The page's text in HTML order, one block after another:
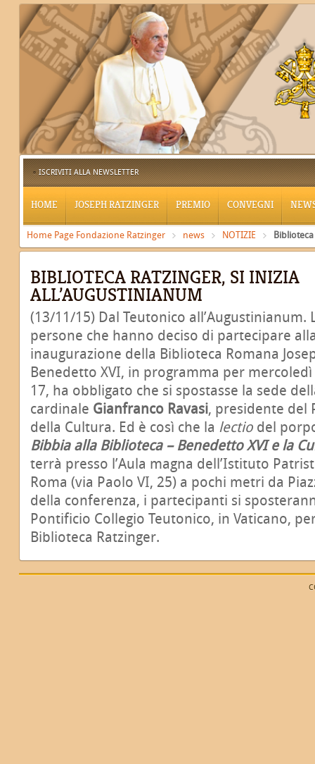
ISCRIVITI ALLA NEWSLETTER
HOME JOSEPH RATZINGER PREMIO CONVEGNI
Home Page Fondazione Ratzinger news NOTIZIE
BIBLIOTECA RATZINGER, SI INIZIA
ALL’AUGUSTINIANUM
(13/11/15) Dal Teutonico all’Augustinianum.
persone che hanno deciso di partecipare
inaugurazione della Biblioteca Romana
Benedetto XVI, in programma per
17, ha obbligato che si spostasse la sede
cardinale Gianfranco Ravasi, presidente del
della Cultura. Ed è così che la lectio del
Bibbia alla Biblioteca – Benedetto XVI e la
terrà presso l’Aula magna dell’Istituto
Roma (via Paolo VI, 25) a pochi metri da
della conferenza, i partecipanti si
Pontificio Collegio Teutonico, in Vaticano,
Biblioteca Ratzinger.